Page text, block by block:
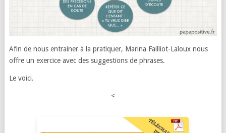
Afin de nous entrainer à la pratiquer, Marina Failliot-Laloux nous
offre un exercice avec des suggestions de phrases.
Le voici.
<